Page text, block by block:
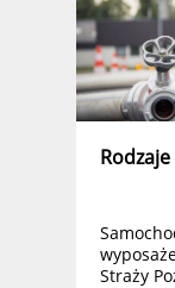
Straży